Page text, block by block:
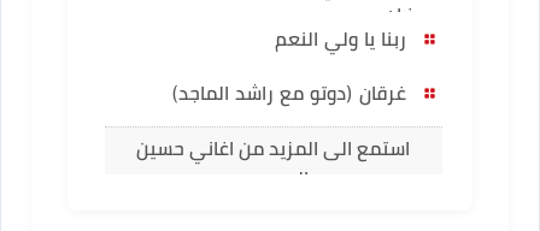
رمضان
ربنا يا ولي النعم
غرقان (دوتو مع راشد الماجد)
استمع الى المزيد من اغاني حسين
الجسمي